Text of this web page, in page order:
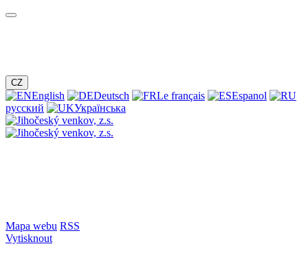
CZ
English Deutsch Le français
Espanol
русский
Українська
Mapa webu RSS
Vytisknout